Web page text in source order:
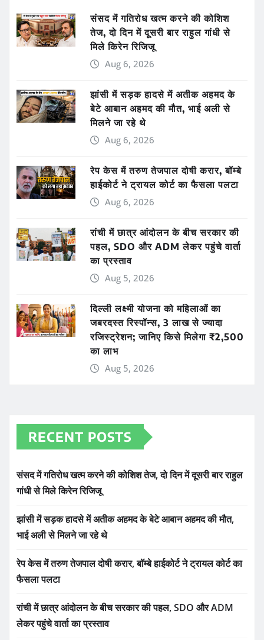
संसद में गतिरोध खत्म करने की कोशिश
तेज, दो दिन में दूसरी बार राहुल गांधी से
मिले किरेन रिजिजू
Aug 6, 2026
झांसी में सड़क हादसे में अतीक अहमद के
बेटे आबान अहमद की मौत, भाई अली से
मिलने जा रहे थे
Aug 6, 2026
रेप केस में तरुण तेजपाल दोषी करार, बॉम्बे
हाईकोर्ट ने ट्रायल कोर्ट का फैसला पलटा
Aug 6, 2026
रांची में छात्र आंदोलन के बीच सरकार की
पहल, SDO और ADM लेकर पहुंचे वार्ता
का प्रस्ताव
Aug 5, 2026
दिल्ली लक्ष्मी योजना को महिलाओं का
जबरदस्त रिस्पॉन्स, 3 लाख से ज्यादा
रजिस्ट्रेशन; जानिए किसे मिलेगा ₹2,500
का लाभ
Aug 5, 2026
RECENT POSTS
संसद में गतिरोध खत्म करने की कोशिश तेज, दो दिन में दूसरी बार राहुल
गांधी से मिले किरेन रिजिजू
झांसी में सड़क हादसे में अतीक अहमद के बेटे आबान अहमद की मौत,
भाई अली से मिलने जा रहे थे
रेप केस में तरुण तेजपाल दोषी करार, बॉम्बे हाईकोर्ट ने ट्रायल कोर्ट का
फैसला पलटा
रांची में छात्र आंदोलन के बीच सरकार की पहल, SDO और ADM
लेकर पहुंचे वार्ता का प्रस्ताव